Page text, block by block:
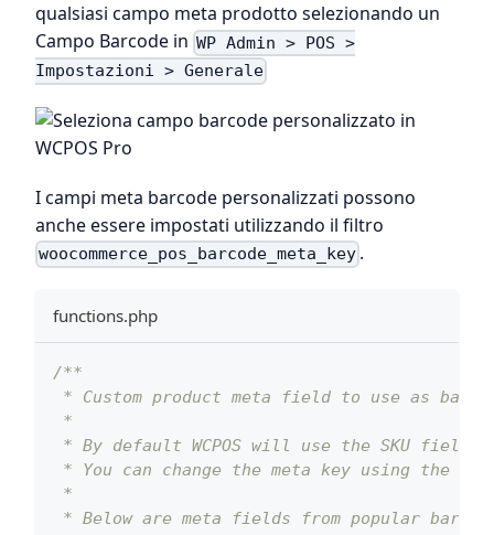
qualsiasi campo meta prodotto selezionando un
Campo Barcode in WP Admin > POS >
Impostazioni > Generale
I campi meta barcode personalizzati possono
anche essere impostati utilizzando il filtro
woocommerce_pos_barcode_meta_key .
functions.php
/**
* Custom product meta field to use as
*
* By default WCPOS will use the SKU field-
* You can change the meta key using the
*
* Below are meta fields from popular